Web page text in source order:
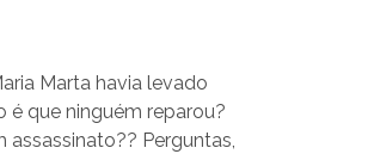
Marta havia levado
é que ninguém reparou?
assassinato?? Perguntas,